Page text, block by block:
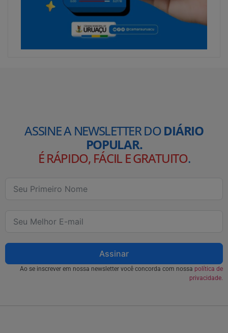
ASSINE A NEWSLETTER DODIÁRIO
POPULAR.
É RÁPIDO, FÁCIL E GRATUITO.
Assinar
Ao se inscrever em nossa newsletter você concorda com nossa política de
privacidade.